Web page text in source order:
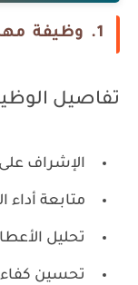
1. وظيفة مهندس صيانة أول
تفاصيل
الإشراف
متابعة أداء
تحليل
تحسين